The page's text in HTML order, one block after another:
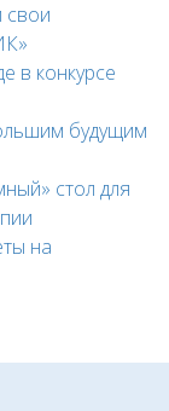
свои
в конкурсе
будущим
стол для
на